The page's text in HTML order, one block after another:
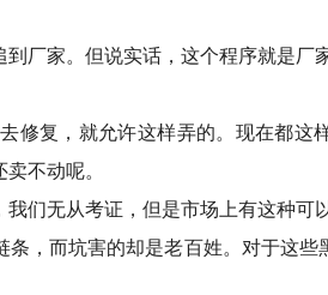
厂家。但说实话，这个程序就是厂
修复，就允许这样弄的。现在都这
不动呢。
无从考证，但是市场上有这种可
，而坑害的却是老百姓。对于这